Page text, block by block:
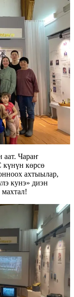
көрсө
ахтыылар,
кунэ» диэн